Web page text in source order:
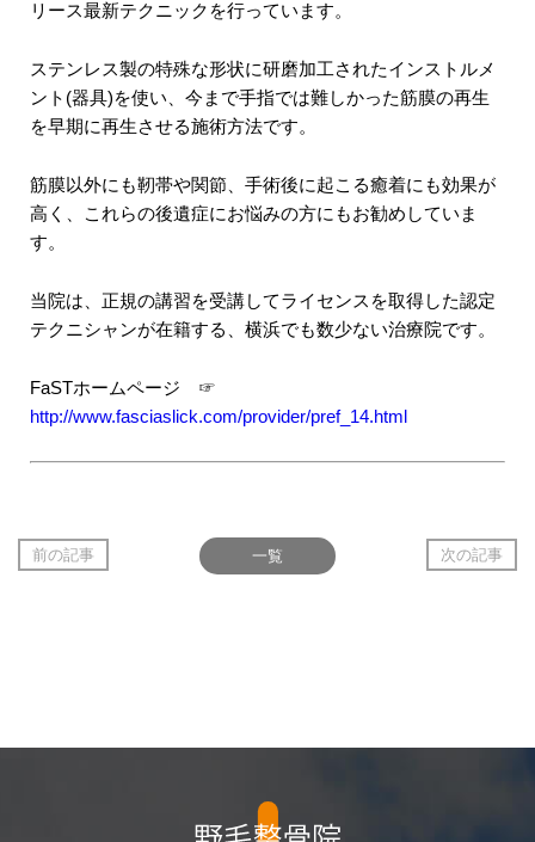
リース最新テクニックを行っています。
ステンレス製の特殊な形状に研磨加工されたインストルメ
ント(器具)を使い、今まで手指では難しかった筋膜の再生
を早期に再生させる施術方法です。
筋膜以外にも靭帯や関節、手術後に起こる癒着にも効果が
高く、これらの後遺症にお悩みの方にもお勧めしていま
す。
当院は、正規の講習を受講してライセンスを取得した認定
テクニシャンが在籍する、横浜でも数少ない治療院です。
FaSTホームページ ☞
http://www.fasciaslick.com/provider/pref_14.html
前の記事 一覧 次の記事